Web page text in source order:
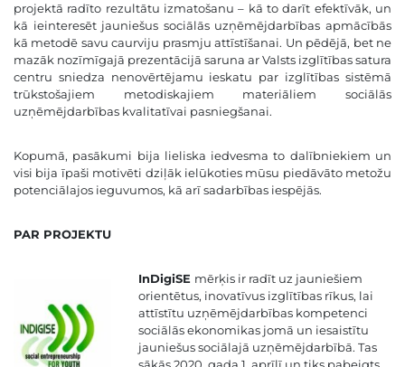
projektā radīto rezultātu izmatošanu – kā to darīt efektīvāk, un
kā ieinteresēt jauniešus sociālās uzņēmējdarbības apmācībās
kā metodē savu caurviju prasmju attīstīšanai. Un pēdējā, bet ne
mazāk nozīmīgajā prezentācijā saruna ar Valsts izglītības satura
centru sniedza nenovērtējamu ieskatu par izglītības sistēmā
trūkstošajiem metodiskajiem materiāliem sociālās
uzņēmējdarbības kvalitatīvai pasniegšanai.
Kopumā, pasākumi bija lieliska iedvesma to dalībniekiem un
visi bija īpaši motivēti dziļāk ielūkoties mūsu piedāvāto metožu
potenciālajos ieguvumos, kā arī sadarbības iespējās.
PAR PROJEKTU
InDigiSE mērķis ir radīt uz jauniešiem
orientētus, inovatīvus izglītības rīkus, lai
attīstītu uzņēmējdarbības kompetenci
sociālās ekonomikas jomā un iesaistītu
jauniešus sociālajā uzņēmējdarbībā. Tas